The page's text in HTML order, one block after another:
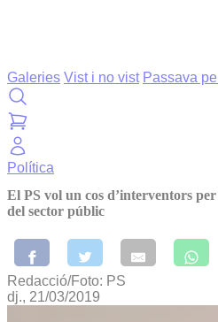
Galeries Vist i no vist Passava
Política
El PS vol un cos d’interventors
del sector públic
Redacció/Foto: PS
dj., 21/03/2019